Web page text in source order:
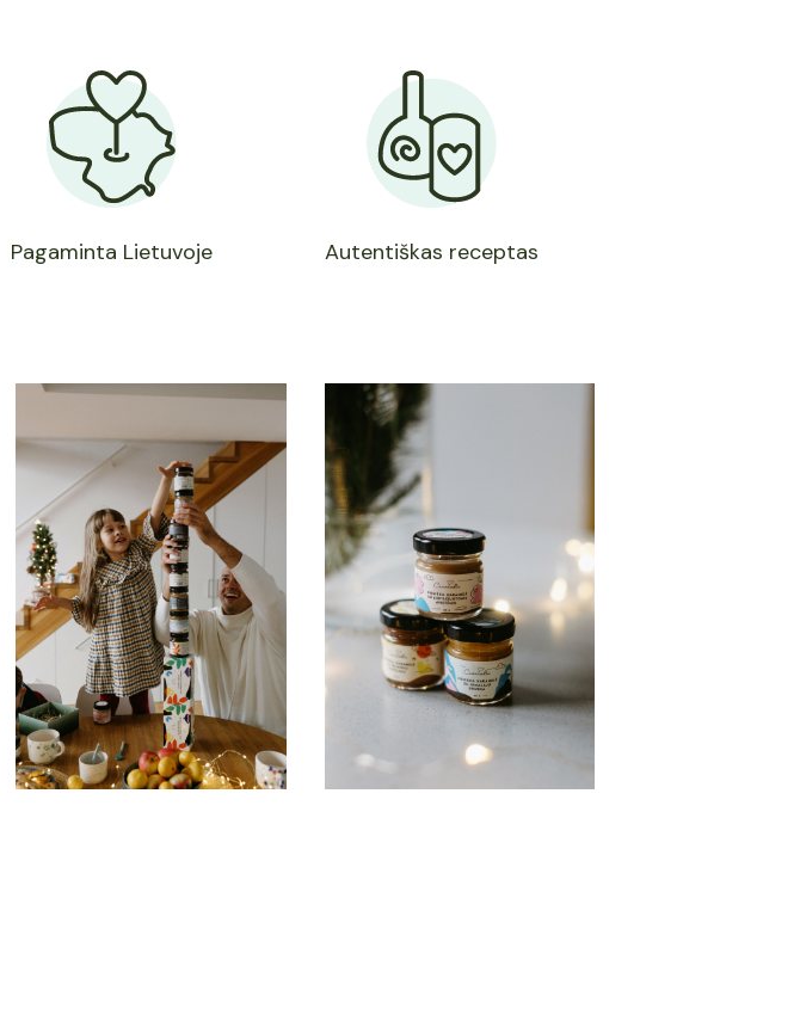
Pagaminta Lietuvoje Autentiškas receptas